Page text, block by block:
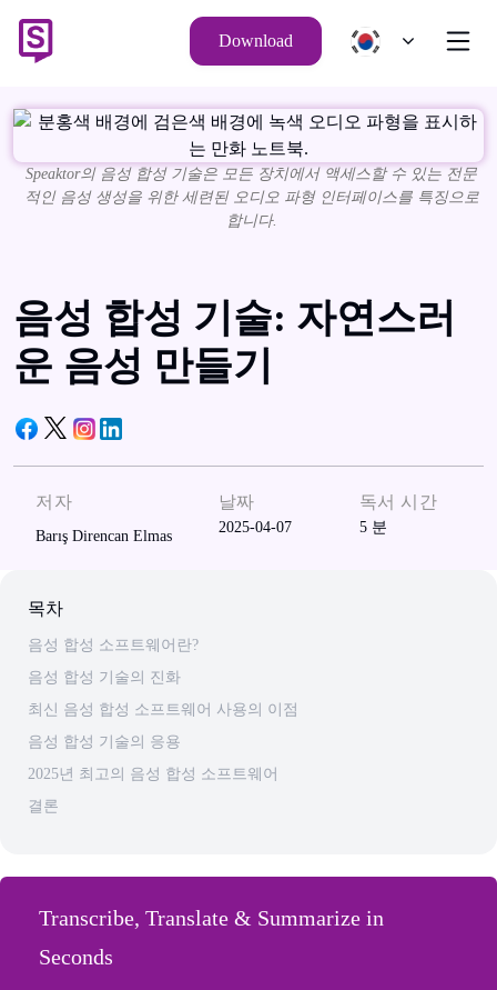
Download
Speaktor의 음성 합성 기술은 모든 장치에서 액세스할 수 있는 전문
적인 음성 생성을 위한 세련된 오디오 파형 인터페이스를 특징으로
합니다.
음성 합성 기술: 자연스러
운 음성 만들기
저자
Barış Direncan Elmas
날짜
2025-04-07
독서 시간
5 분
목차
음성 합성 소프트웨어란?
음성 합성 기술의 진화
최신 음성 합성 소프트웨어 사용의 이점
음성 합성 기술의 응용
2025년 최고의 음성 합성 소프트웨어
결론
Transcribe, Translate & Summarize in
Seconds